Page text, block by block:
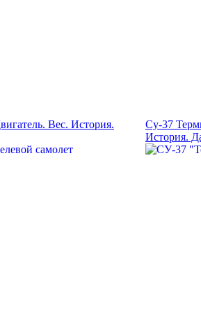
Вес. История.
Су-37
История.